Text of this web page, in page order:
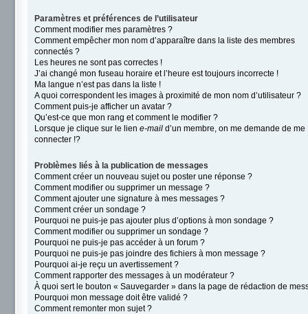
Paramètres et préférences de l’utilisateur
Comment modifier mes paramètres ?
Comment empêcher mon nom d’apparaître dans la liste des membres
connectés ?
Les heures ne sont pas correctes !
J’ai changé mon fuseau horaire et l’heure est toujours incorrecte !
Ma langue n’est pas dans la liste !
A quoi correspondent les images à proximité de mon nom d’utilisateur ?
Comment puis-je afficher un avatar ?
Qu’est-ce que mon rang et comment le modifier ?
Lorsque je clique sur le lien e-mail d’un membre, on me demande de me
connecter !?
Problèmes liés à la publication de messages
Comment créer un nouveau sujet ou poster une réponse ?
Comment modifier ou supprimer un message ?
Comment ajouter une signature à mes messages ?
Comment créer un sondage ?
Pourquoi ne puis-je pas ajouter plus d’options à mon sondage ?
Comment modifier ou supprimer un sondage ?
Pourquoi ne puis-je pas accéder à un forum ?
Pourquoi ne puis-je pas joindre des fichiers à mon message ?
Pourquoi ai-je reçu un avertissement ?
Comment rapporter des messages à un modérateur ?
À quoi sert le bouton « Sauvegarder » dans la page de rédaction de
Pourquoi mon message doit être validé ?
Comment remonter mon sujet ?